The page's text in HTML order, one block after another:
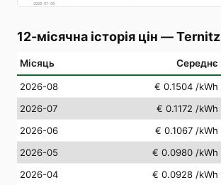
2026-07-08
12-місячна історія цін —Ternitz
Місяць Середнє
2026-08 € 0.1504 /kWh
2026-07
€ 0.1172 /kWh
2026-06
€ 0.1067 /kWh
2026-05
€ 0.0980 /kWh
2026-04
€ 0.0928 /kWh